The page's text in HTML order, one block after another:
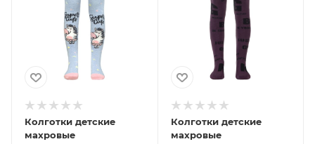
Колготки детские
махровые
Колготки детские
махровые